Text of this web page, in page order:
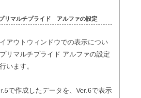
リマルチプライド アルファの設定
アウトウィンドウでの表示につい
リマルチプライド アルファの設定
います。
で作成したデータを、Ver.6で表示